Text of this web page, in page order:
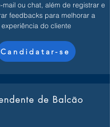
mail ou chat, além de registrar e
feedbacks para melhorar a
experiência do cliente
Candidatar-se
de Balcão